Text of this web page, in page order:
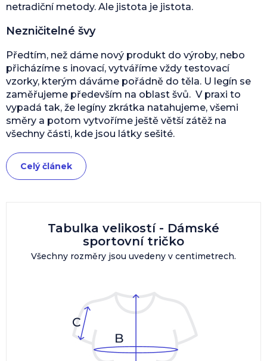
Tabulka velikostí - Dámské
sportovní tričko
Všechny rozměry jsou uvedeny v centimetrech.
netradiční metody. Ale jistota je jistota.
Nezničitelné švy
Předtím, než dáme nový produkt do výroby, nebo
přicházíme s inovací, vytváříme vždy testovací
vzorky, kterým dáváme pořádně do těla. U legín se
zaměřujeme především na oblast švů. V praxi to
vypadá tak, že legíny zkrátka natahujeme, všemi
směry a potom vytvoříme ještě větší zátěž na
všechny části, kde jsou látky sešité.
Celý článek